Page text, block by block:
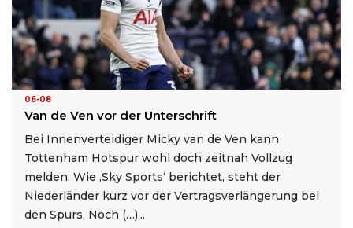
06-08
Van de Ven vor der Unterschrift
Bei Innenverteidiger Micky van de Ven kann
Tottenham Hotspur wohl doch zeitnah Vollzug
melden. Wie ‚Sky Sports‘ berichtet, steht der
Niederländer kurz vor der Vertragsverlängerung bei
den Spurs. Noch (…)...